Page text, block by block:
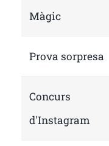
Màgic
Prova sorpresa
Concurs
d'Instagram